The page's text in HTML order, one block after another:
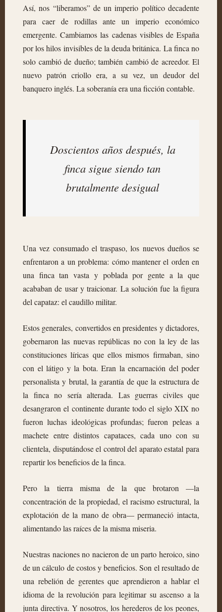
Así, nos “liberamos” de un imperio político decadente
para caer de rodillas ante un imperio económico
emergente. Cambiamos las cadenas visibles de España
por los hilos invisibles de la deuda británica. La finca no
solo cambió de dueño; también cambió de acreedor. El
nuevo patrón criollo era, a su vez, un deudor del
banquero inglés. La soberanía era una ficción contable.
Doscientos años después, la
finca sigue siendo tan
brutalmente desigual
Una vez consumado el traspaso, los nuevos dueños se
enfrentaron a un problema: cómo mantener el orden en
una finca tan vasta y poblada por gente a la que
acababan de usar y traicionar. La solución fue la figura
del capataz: el caudillo militar.
Estos generales, convertidos en presidentes y dictadores,
gobernaron las nuevas repúblicas no con la ley de las
constituciones líricas que ellos mismos firmaban, sino
con el látigo y la bota. Eran la encarnación del poder
personalista y brutal, la garantía de que la estructura de
la finca no sería alterada. Las guerras civiles que
desangraron el continente durante todo el siglo XIX no
fueron luchas ideológicas profundas; fueron peleas a
machete entre distintos capataces, cada uno con su
clientela, disputándose el control del aparato estatal para
repartir los beneficios de la finca.
Pero la tierra misma de la que brotaron —la
concentración de la propiedad, el racismo estructural, la
explotación de la mano de obra— permaneció intacta,
alimentando las raíces de la misma miseria.
Nuestras naciones no nacieron de un parto heroico, sino
de un cálculo de costos y beneficios. Son el resultado de
una rebelión de gerentes que aprendieron a hablar el
idioma de la revolución para legitimar su ascenso a la
junta directiva. Y nosotros, los herederos de los peones,